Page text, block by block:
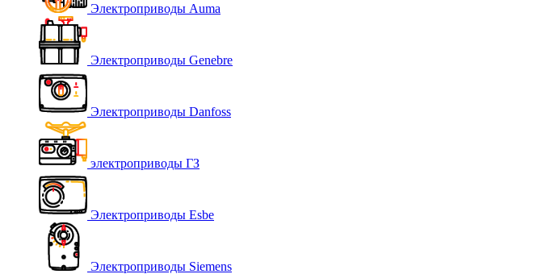
Электроприводы Auma
Электроприводы Genebre
Электроприводы Danfoss
электроприводы ГЗ
Электроприводы Esbe
Электроприводы Siemens